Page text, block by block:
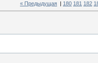
« Предыдущая 180 181 182